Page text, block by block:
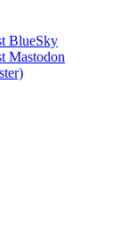
BlueSky
Mastodon